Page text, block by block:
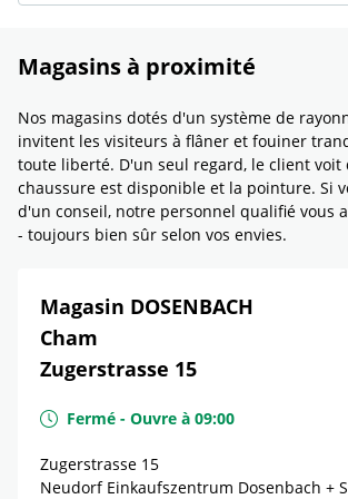
Magasins à proximité
Nos magasins dotés d'un système de
invitent les visiteurs à flâner et fouiner
toute liberté. D'un seul regard, le client voit
chaussure est disponible et la pointure. Si
d'un conseil, notre personnel qualifié vous
- toujours bien sûr selon vos envies.
Magasin DOSENBACH
Cham
Zugerstrasse 15
Fermé - Ouvre à 09:00
Zugerstrasse 15
Neudorf Einkaufszentrum Dosenbach +